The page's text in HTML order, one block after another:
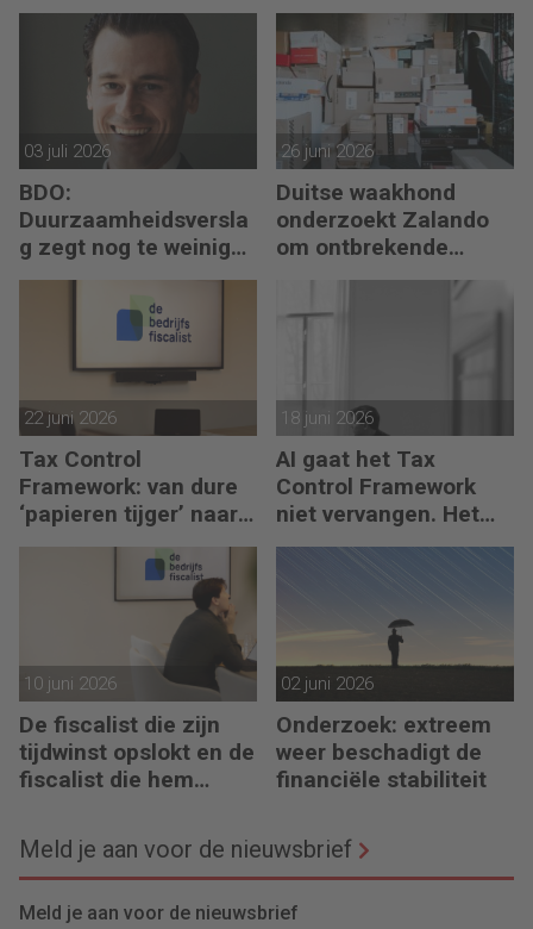
boekhoudsoftware begint met reflectie
03 juli 2026
BDO:
Duurzaamheidsversla
g zegt nog te weinig
over waarde en risico’s
26 juni 2026
Duitse waakhond
onderzoekt Zalando
om ontbrekende
transactie in
22 juni 2026
Tax Control
Framework: van dure
‘papieren tijger’ naar
digitaal stuurmiddel
18 juni 2026
AI gaat het Tax
Control Framework
niet vervangen. Het
maakt de fiscalist die
10 juni 2026
De fiscalist die zijn
tijdwinst opslokt en de
fiscalist die hem
02 juni 2026
Onderzoek: extreem
weer beschadigt de
financiële stabiliteit
Meld je aan voor de nieuwsbrief
Meld je aan voor de nieuwsbrief